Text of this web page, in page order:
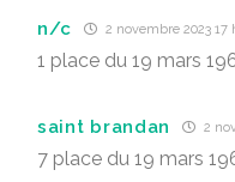
n/c 2 novembre 2023 17
1 place du 19 mars
saint brandan 2
7 place du 19 mars